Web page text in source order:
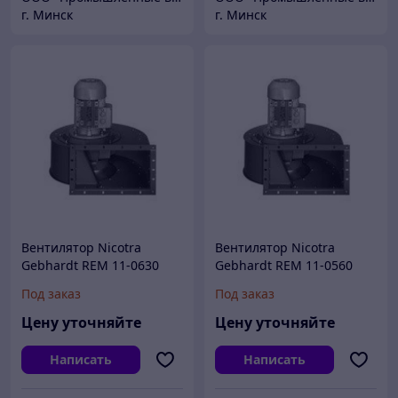
г. Минск
г. Минск
Вентилятор Nicotra
Gebhardt REM 11-0630
Под заказ
Цену уточняйте
Написать
Вентилятор Nicotra
Gebhardt REM 11-0560
Под заказ
Цену уточняйте
Написать